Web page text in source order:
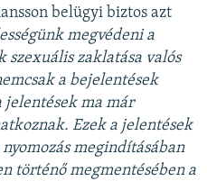
belügyi biztos azt
égünk megvédeni a
szexuális zaklatása valós
a bejelentések
jelentések ma már
Ezek a jelentések
megindításában
történő megmentésében a